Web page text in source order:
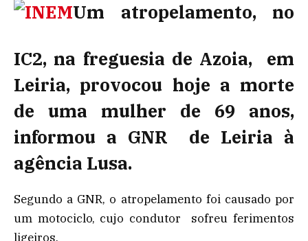
Um atropelamento, no
IC2, na freguesia de Azoia, em
Leiria, provocou hoje a morte
de uma mulher de 69 anos,
informou a GNR de Leiria à
agência Lusa.
Segundo a GNR, o atropelamento foi causado por
um motociclo, cujo condutor sofreu ferimentos
ligeiros.